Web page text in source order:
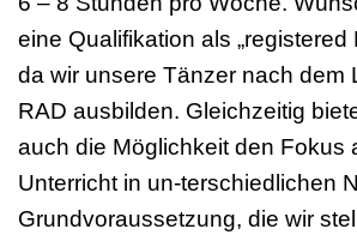
eine Qualifikation als „registered
da wir unsere Tänzer nach dem
RAD ausbilden. Gleichzeitig
auch die Möglichkeit den Fokus
Unterricht in un-terschiedlichen
Grundvoraussetzung, die wir